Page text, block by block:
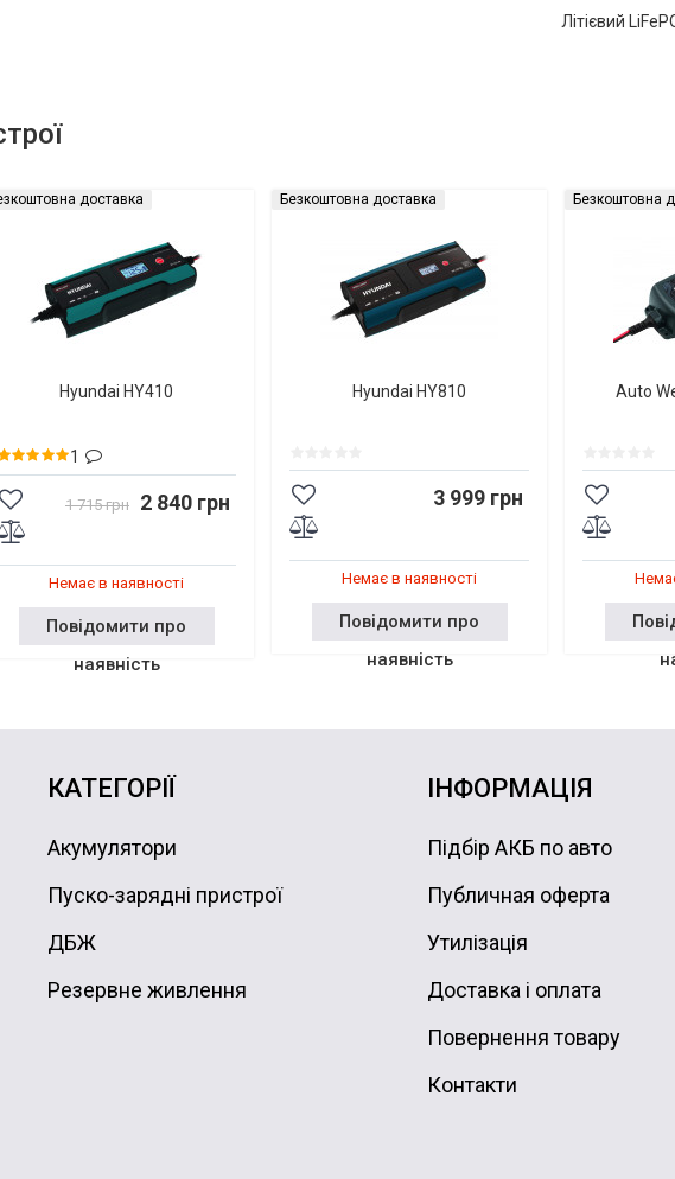
Літієвий
доставка
Hyundai HY410
1
1 715 грн 2 840 грн
Немає в наявності
Повідомити про
наявність
Безкоштовна доставка
Hyundai HY810
3 999 грн
Немає в наявності
Повідомити про
наявність
Безкоштовна
Auto
КАТЕГОРІЇ
Акумулятори
Пуско-зарядні пристрої
ДБЖ
Резервне живлення
ІНФОРМАЦІЯ
Підбір АКБ по авто
Публичная оферта
Утилізація
Доставка і оплата
Повернення товару
Контакти